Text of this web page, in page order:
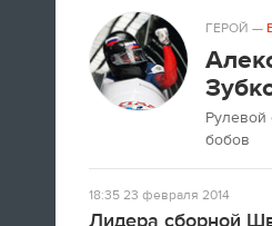
ГЕРОЙ —
бобов
18:3523 февраля 2014